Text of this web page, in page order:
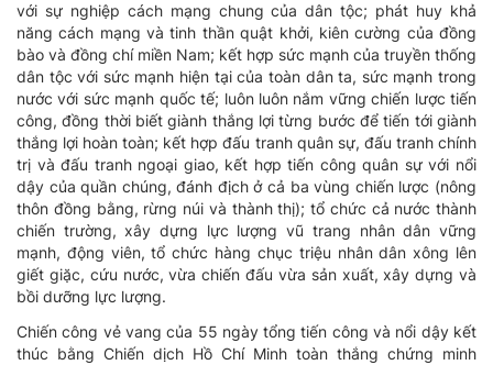
với sự nghiệp cách mạng chung của dân tộc; phát huy khả
năng cách mạng và tinh thần quật khởi, kiên cường của đồng
bào và đồng chí miền Nam; kết hợp sức mạnh của truyền thống
dân tộc với sức mạnh hiện tại của toàn dân ta, sức mạnh trong
nước với sức mạnh quốc tế; luôn luôn nắm vững chiến lược tiến
công, đồng thời biết giành thắng lợi từng bước để tiến tới giành
thắng lợi hoàn toàn; kết hợp đấu tranh quân sự, đấu tranh chính
trị và đấu tranh ngoại giao, kết hợp tiến công quân sự với nổi
dậy của quần chúng, đánh địch ở cả ba vùng chiến lược (nông
thôn đồng bằng, rừng núi và thành thị); tổ chức cả nước thành
chiến trường, xây dựng lực lượng vũ trang nhân dân vững
mạnh, động viên, tổ chức hàng chục triệu nhân dân xông lên
giết giặc, cứu nước, vừa chiến đấu vừa sản xuất, xây dựng và
bồi dưỡng lực lượng.
Chiến công vẻ vang của 55 ngày tổng tiến công và nổi dậy kết
thúc bằng Chiến dịch Hồ Chí Minh toàn thắng chứng minh